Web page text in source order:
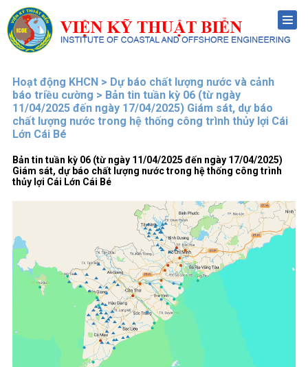
Menu
Hoạt động KHCN > Dự báo chất lượng nước và cảnh
báo triều cường > Bản tin tuần kỳ 06 (từ ngày
11/04/2025 đến ngày 17/04/2025) Giám sát, dự báo
chất lượng nước trong hệ thống công trình thủy lợi Cái
Lớn Cái Bé
Bản tin tuần kỳ 06 (từ ngày 11/04/2025 đến ngày 17/04/2025)
Giám sát, dự báo chất lượng nước trong hệ thống công trình
thủy lợi Cái Lớn Cái Bé